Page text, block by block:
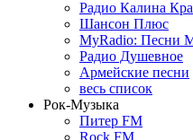
Радио Калина
Шансон Плюс
MyRadio: Песни
Радио Душевное
Армейские песни
весь список
Рок-Музыка
Питер FM
Rock FM